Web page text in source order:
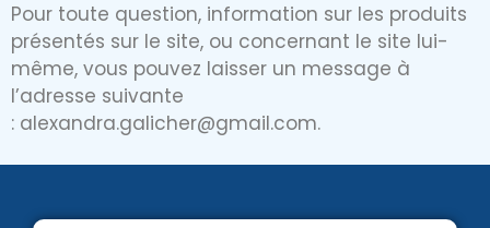
Pour toute question, information sur les produits
présentés sur le site, ou concernant le site lui-
même, vous pouvez laisser un message à
l’adresse suivante
: alexandra.galicher@gmail.com.